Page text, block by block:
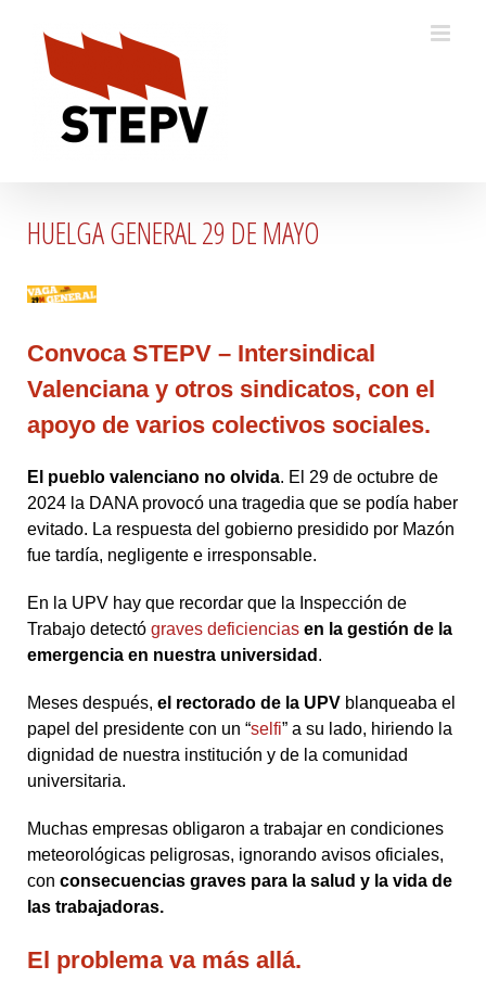
content
HUELGA GENERAL 29 DE MAYO
Convoca STEPV – Intersindical
Valenciana y otros sindicatos, con el
apoyo de varios colectivos sociales.
El pueblo valenciano no olvida. El 29 de octubre de
2024 la DANA provocó una tragedia que se podía haber
evitado. La respuesta del gobierno presidido por Mazón
fue tardía, negligente e irresponsable.
En la UPV hay que recordar que la Inspección de
Trabajo detectó graves deficiencias en la gestión de la
emergencia en nuestra universidad .
Meses después, el rectorado de la UPV blanqueaba el
papel del presidente con un “selfi” a su lado, hiriendo la
dignidad de nuestra institución y de la comunidad
universitaria.
Muchas empresas obligaron a trabajar en condiciones
meteorológicas peligrosas, ignorando avisos oficiales,
con consecuencias graves para la salud y la vida de
las trabajadoras.
El problema va más allá.